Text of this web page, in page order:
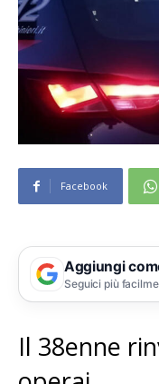
Facebook
Aggiungi
Seguici più
Il 38enne